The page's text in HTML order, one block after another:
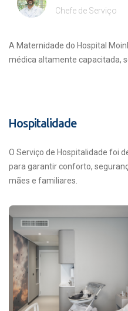
Chefe de Serviço
A Maternidade do Hospital
médica altamente capacitada,
Hospitalidade
O Serviço de Hospitalidade foi
para garantir conforto,
mães e familiares.